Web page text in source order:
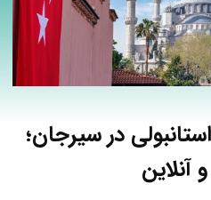
در سیرجان؛
آنلاین